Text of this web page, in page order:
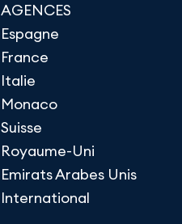
AGENCES
Espagne
France
Italie
Monaco
Suisse
Royaume-Uni
Emirats Arabes Unis
International